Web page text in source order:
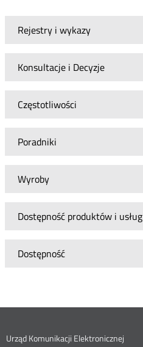
Rejestry i wykazy
Konsultacje i Decyzje
Częstotliwości
Poradniki
Wyroby
Dostępność produktów i usług
Dostępność
Urząd Komunikacji Elektronicznej